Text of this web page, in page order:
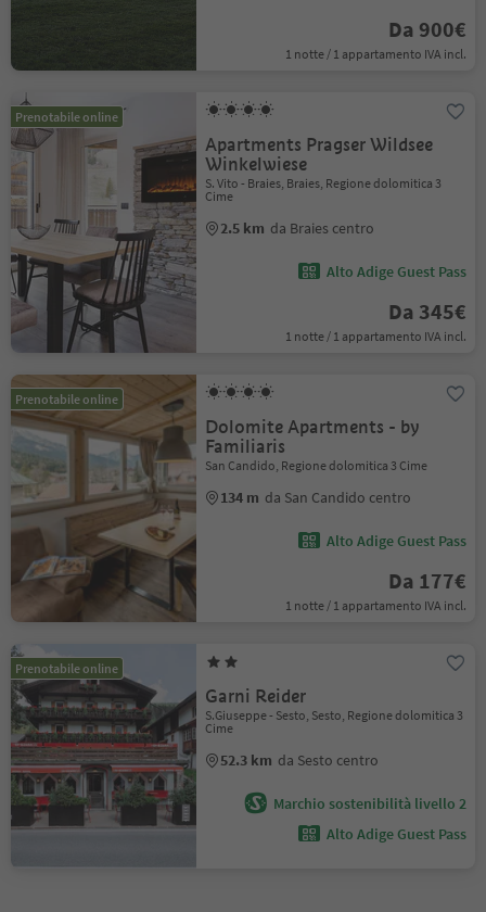
Da 900€
1 notte / 1 appartamento IVA incl.
Prenotabile online
Apartments Pragser Wildsee
Winkelwiese
S. Vito - Braies, Braies, Regione dolomitica 3
Cime
2.5 km da Braies centro
Alto Adige Guest Pass
Da 345€
1 notte / 1 appartamento IVA incl.
Prenotabile online
Dolomite Apartments - by
Familiaris
San Candido, Regione dolomitica 3 Cime
134 m da San Candido centro
Alto Adige Guest Pass
Da 177€
1 notte / 1 appartamento IVA incl.
Prenotabile online
Garni Reider
S.Giuseppe - Sesto, Sesto, Regione dolomitica 3
Cime
52.3 km da Sesto centro
Marchio sostenibilità livello 2
Alto Adige Guest Pass